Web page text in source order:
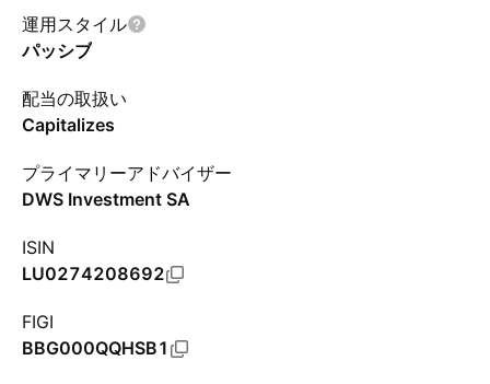
運用スタイル
パッシブ
配当の取扱い
Capitalizes
プライマリーアドバイザー
DWS Investment SA
ISIN
LU0274208692
FIGI
BBG000QQHSB1